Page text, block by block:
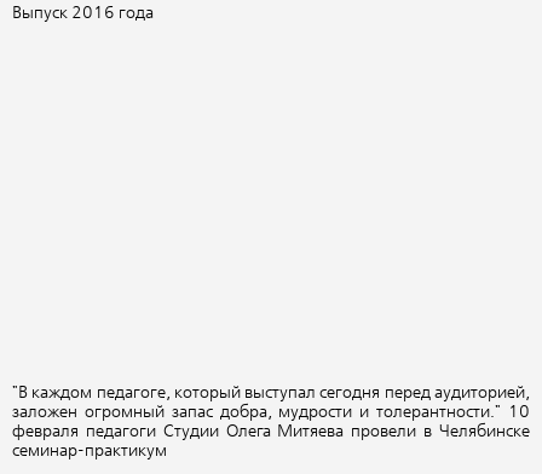
Выпуск 2016 года
"В каждом педагоге, который выступал сегодня перед аудиторией,
заложен огромный запас добра, мудрости и толерантности." 10
февраля педагоги Студии Олега Митяева провели в Челябинске
семинар-практикум